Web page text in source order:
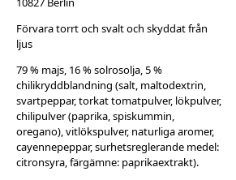
Förvara torrt och svalt och skyddat från
ljus
79 % majs, 16 % solrosolja, 5 %
chilikryddblandning (salt, maltodextrin,
svartpeppar, torkat tomatpulver, lökpulver,
chilipulver (paprika, spiskummin,
oregano), vitlökspulver, naturliga aromer,
cayennepeppar, surhetsreglerande medel:
citronsyra, färgämne: paprikaextrakt).